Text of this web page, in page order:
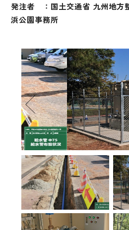
発注者 ：国土交通省 九州地方
浜公園事務所